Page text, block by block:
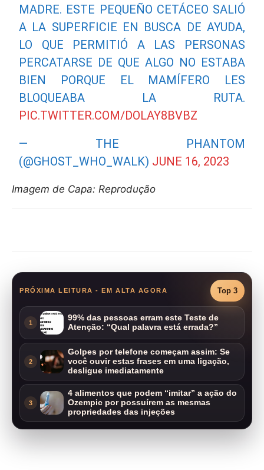
MADRE. ESTE PEQUEÑO CETÁCEO SALIÓ
A LA SUPERFICIE EN BUSCA DE AYUDA,
LO QUE PERMITIÓ A LAS PERSONAS
PERCATARSE DE QUE ALGO NO ESTABA
BIEN PORQUE EL MAMÍFERO LES
BLOQUEABA LA RUTA.
PIC.TWITTER.COM/DOLAY8BVBZ
— THE PHANTOM
(@GHOST_WHO_WALK) JUNE 16, 2023
Imagem de Capa: Reprodução
PRÓXIMA LEITURA - EM ALTA AGORA Top 3
1
99% das pessoas erram este Teste de
Atenção: “Qual palavra está errada?”
2
Golpes por telefone começam assim: Se
você ouvir estas frases em uma ligação,
desligue imediatamente
3
4 alimentos que podem “imitar” a ação do
Ozempic por possuírem as mesmas
propriedades das injeções